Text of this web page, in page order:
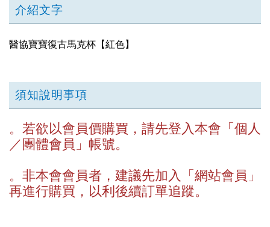
介紹文字
醫協寶寶復古馬克杯【紅色】
須知說明事項
。若欲以會員價購買，請先登入本會「 個人
／團體會員」帳號。
。非本會會員者，建議先加入「網站會員」
再進行購買，以利後續訂單追蹤。